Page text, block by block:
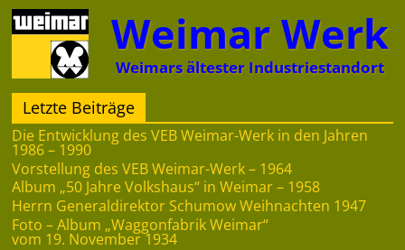
Zum
Inhalt
springen
Weimar Werk
Weimars ältester Industriestandort
Letzte Beiträge
Die Entwicklung des VEB Weimar-Werk in den Jahren
1986 – 1990
Vorstellung des VEB Weimar-Werk – 1964
Album „50 Jahre Volkshaus“ in Weimar – 1958
Herrn Generaldirektor Schumow Weihnachten 1947
Foto – Album „Waggonfabrik Weimar“
vom 19. November 1934